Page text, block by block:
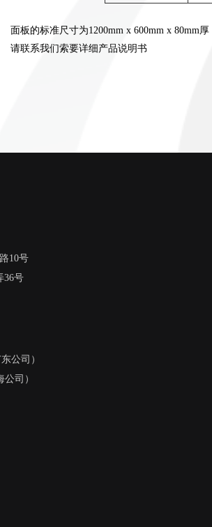
面板的标准尺寸为1200mm x 600mm x 80mm
请联系我们索要详细产品说明书
10号
36号
公司）
司）